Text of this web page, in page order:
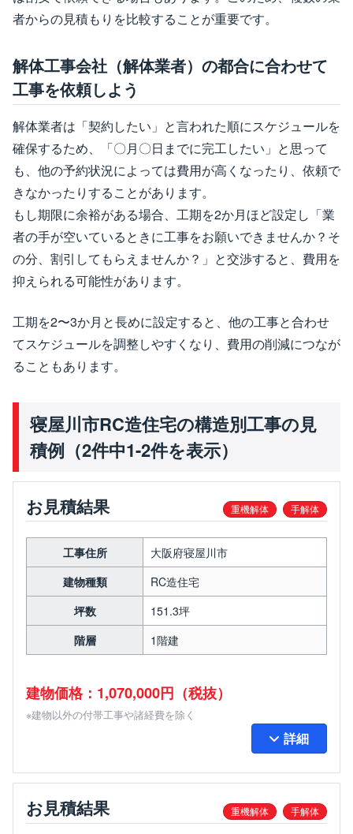
者からの見積もりを比較することが重要です。
解体工事会社（解体業者）の都合に合わせて
工事を依頼しよう
解体業者は「契約したい」と言われた順にスケジュールを
確保するため、「〇月〇日までに完工したい」と思って
も、他の予約状況によっては費用が高くなったり、依頼で
きなかったりすることがあります。
もし期限に余裕がある場合、工期を2か月ほど設定し「業
者の手が空いているときに工事をお願いできませんか？そ
の分、割引してもらえませんか？」と交渉すると、費用を
抑えられる可能性があります。
工期を2〜3か月と長めに設定すると、他の工事と合わせ
てスケジュールを調整しやすくなり、費用の削減につなが
ることもあります。
寝屋川市RC造住宅の構造別工事の見
積例（2件中1-2件を表示）
お見積結果 重機解体 手解体
工事住所
大阪府寝屋川市
建物種類
RC造住宅
坪数
151.3坪
階層
1階建
建物価格：1,070,000円（税抜）
※建物以外の付帯工事や諸経費を除く
詳細
お見積結果 重機解体 手解体